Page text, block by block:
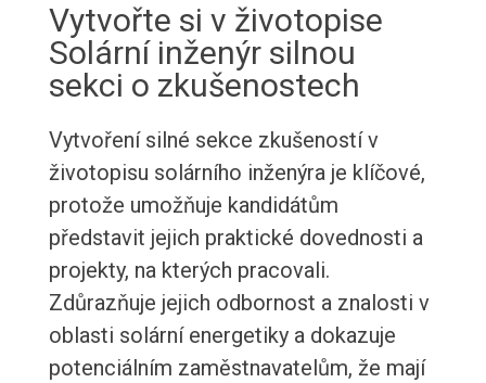
Vytvořte si v životopise
Solární inženýr silnou
sekci o zkušenostech
Vytvoření silné sekce zkušeností v
životopisu solárního inženýra je klíčové,
protože umožňuje kandidátům
představit jejich praktické dovednosti a
projekty, na kterých pracovali.
Zdůrazňuje jejich odbornost a znalosti v
oblasti solární energetiky a dokazuje
potenciálním zaměstnavatelům, že mají